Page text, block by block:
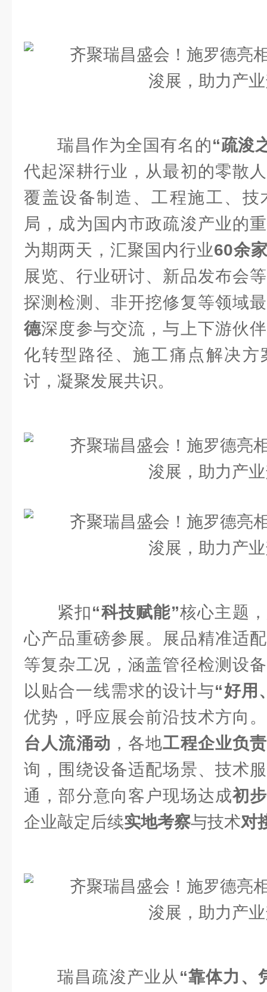
瑞昌作为全国有名的“疏浚
代起深耕行业，从最初的零散
覆盖设备制造、工程施工、
局，成为国内市政疏浚产业的
为期两天，汇聚国内行业60余
展览、行业研讨、新品发布会
探测检测、非开挖修复等领域
德深度参与交流，与上下游伙
化转型路径、施工痛点解决方
讨，凝聚发展共识。
紧扣“科技赋能”核心主题，
心产品重磅参展。展品精准适
等复杂工况，涵盖管径检测设
以贴合一线需求的设计与“好用
优势，呼应展会前沿技术方向
台人流涌动 ，各地工程企业负
询，围绕设备适配场景、技术
通，部分意向客户现场达成初
企业敲定后续实地考察与技术对
瑞昌疏浚产业从 “靠体力、